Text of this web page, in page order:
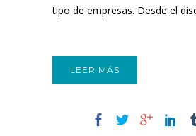
tipo de empresas. Desde el
LEER MÁS